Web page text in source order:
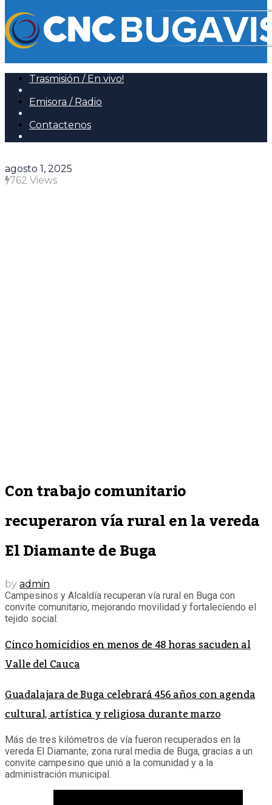
Trasmisión / En vivo!
Emisora / Radio
Contactenos
agosto 1, 2025
762 Views
Con trabajo comunitario
recuperaron vía rural en la vereda
El Diamante de Buga
by admin
Campesinos y Alcaldía recuperan vía rural en Buga con
convite comunitario, mejorando movilidad y fortaleciendo el
tejido social.
Cinco homicidios en menos de 48 horas sacuden al
Valle del Cauca
Guadalajara de Buga celebrará 456 años con agenda
cultural, artística y religiosa durante marzo
Más de tres kilómetros de vía fueron recuperados en la
vereda El Diamante, zona rural media de Buga, gracias a un
convite campesino que unió a la comunidad y a la
administración municipal.